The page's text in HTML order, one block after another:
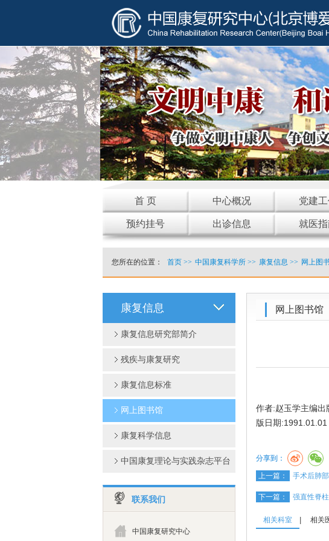
首 页 中心概况 党建
预约挂号 出诊信息 就医
您所在的位置： 首页>> 中国康复科学所>> 康复信息 >> 网上图
康复信息
康复信息研究部简介
残疾与康复研究
康复信息标准
网上图书馆
康复科学信息
中国康复理论与实践杂志平台
联系我们
中国康复研究中心
网上图书馆
作者:赵玉学主编
版日期:1991.01.01
分享到：
上一篇： 手术后肺
下一篇： 强直性脊
相关科室 相关